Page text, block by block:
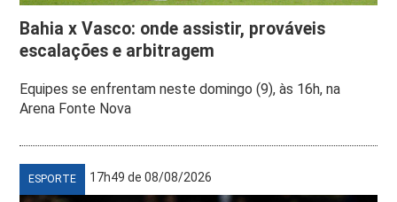
Bahia x Vasco: onde assistir, prováveis
escalações e arbitragem
Equipes se enfrentam neste domingo (9), às 16h, na
Arena Fonte Nova
ESPORTE 17h49 de 08/08/2026